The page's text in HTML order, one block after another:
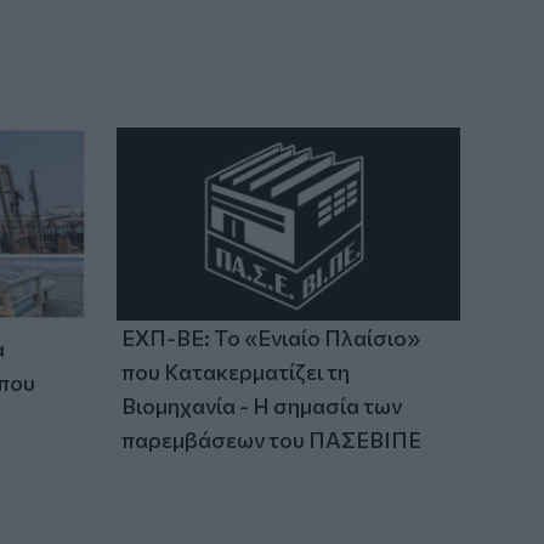
ΕΧΠ-ΒΕ: Το «Ενιαίο Πλαίσιο»
που Κατακερματίζει τη
Βιομηχανία - Η σημασία των
παρεμβάσεων του ΠΑΣΕΒΙΠΕ